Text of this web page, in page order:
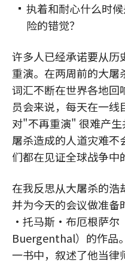
执着和耐心什么时
险的错觉？
许多人已经承诺要从历
重演。在两周前的大
词汇不断在世界各地回
员会来说，每天在一
对"不再重演" 很难产
屠杀造成的人道灾难不
们都在见证全球战争中
在我反思从大屠杀的浩
并为今天的会议做准备
•托马斯•布厄根萨尔
Buergenthal）的作品
一书中，叙述了他当律